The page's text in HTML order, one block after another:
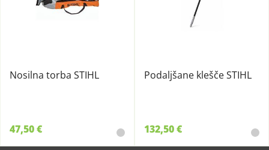
Nosilna torba STIHL
47,50 €
Podaljšane klešče STIHL
132,50 €